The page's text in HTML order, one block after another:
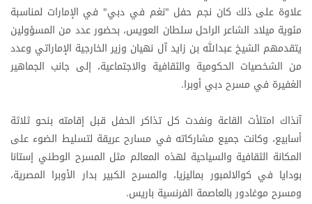
علاوة على ذلك كان نجم حفل "نغم في دبي" في الإمارات لمناسبة
مئوية ميلاد الشاعر الراحل سلطان العويس، بحضور عدد من المسؤولين
يتقدمهم الشيخ عبدالله بن زايد آل نهيان وزير الخارجية الإماراتي وعدد
من الشخصيات الحكومية والثقافية والاجتماعية، إلى جانب الجماهير
الغفيرة في مسرح دبي أوبرا.
آنذاك امتلأت القاعة ونفدت كل تذاكر الحفل قبل إقامته بنحو ثلاثة
أسابيع، وكانت جميع مشاركاته في مسارح عريقة لتسليط الضوء على
المكانة الثقافية والسياحية لهذه المعالم مثل المسرح الوطني إستانا
بودايا في كوالالمبور بماليزيا، والمسرح الكبير بدار الأوبرا المصرية،
ومسرح موغادور بالعاصمة الفرنسية باريس.